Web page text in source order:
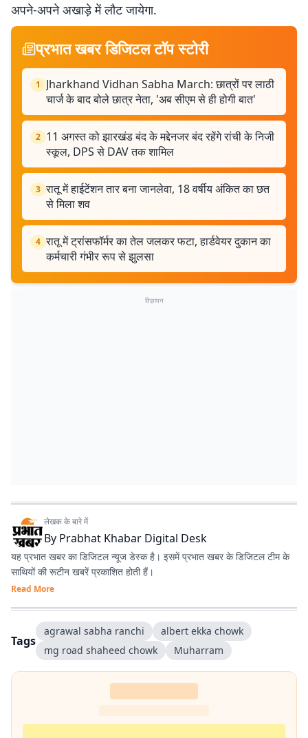
अपने-अपने अखाड़े में लौट जायेगा.
प्रभात खबर डिजिटल टॉप स्टोरी
1
Jharkhand Vidhan Sabha March: छात्रों पर लाठी
चार्ज के बाद बोले छात्र नेता, 'अब सीएम से ही होगी बात'
2 11 अगस्त को झारखंड बंद के मद्देनजर बंद रहेंगे रांची के निजी
स्कूल, DPS से DAV तक शामिल
3 रातू में हाईटेंशन तार बना जानलेवा, 18 वर्षीय अंकित का छत
से मिला शव
4 रातू में ट्रांसफॉर्मर का तेल जलकर फटा, हार्डवेयर दुकान का
कर्मचारी गंभीर रूप से झुलसा
विज्ञापन
लेखक के बारे में
By Prabhat Khabar Digital Desk
यह प्रभात खबर का डिजिटल न्यूज डेस्क है। इसमें प्रभात खबर के डिजिटल टीम के
साथियों की रूटीन खबरें प्रकाशित होती हैं।
Read More
Tags
agrawal sabha ranchi
albert ekka chowk
mg road shaheed chowk
Muharram